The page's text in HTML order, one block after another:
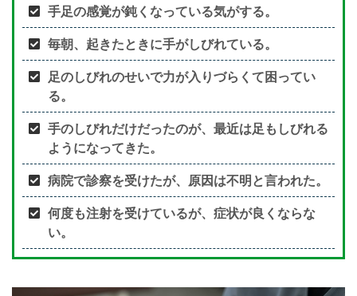
手足の感覚が鈍くなっている気がする。
毎朝、起きたときに手がしびれている。
足のしびれのせいで力が入りづらくて困ってい
る。
手のしびれだけだったのが、最近は足もしびれる
ようになってきた。
病院で診察を受けたが、原因は不明と言われた。
何度も注射を受けているが、症状が良くならな
い。